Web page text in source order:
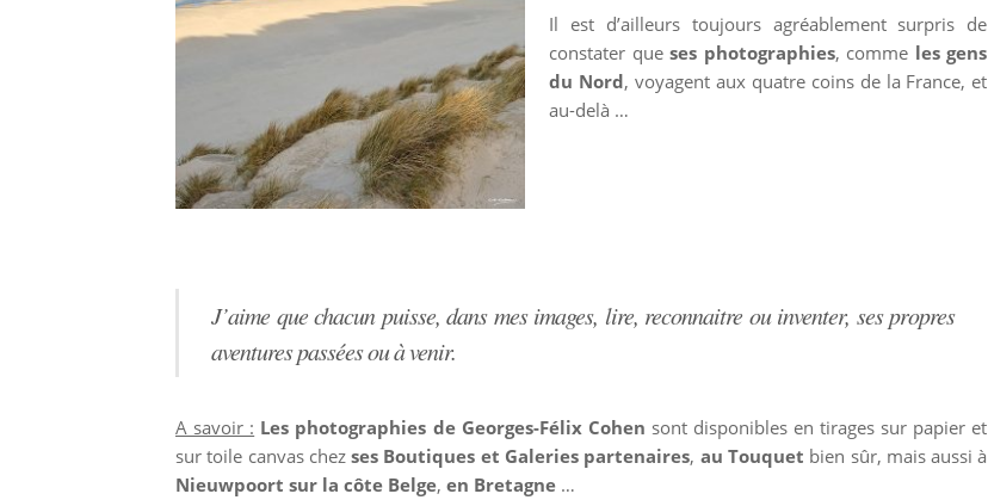
Il est d’ailleurs toujours agréablement surpris de
constater queses photographies, comme les gens
du Nord, voyagent aux quatre coins de la France, et
au-delà …
J’aime que chacun puisse, dans mes images, lire, reconnaitre ou inventer, ses propres
aventures passées ou à venir.
A savoir : Les photographies de Georges-Félix Cohen sont disponibles en tirages sur papier et
sur toile canvas chezses Boutiques et Galeries partenaires, au Touquet bien sûr, mais aussi à
Nieuwpoort sur la côte Belge, en Bretagne …